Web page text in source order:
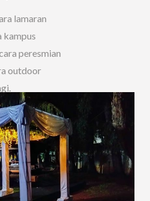
lamaran
kampus
peresmian
outdoor